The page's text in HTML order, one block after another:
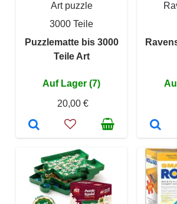
Art puzzle
3000 Teile
Puzzlematte bis 3000
Teile Art
Auf Lager (7)
20,00 €